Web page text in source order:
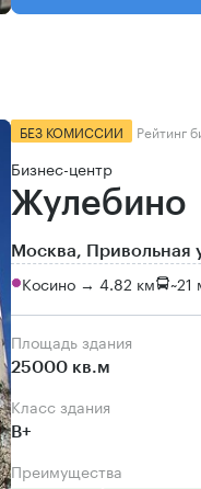
БЕЗ КОМИССИИ Рейтинг
Бизнес-центр
Жулебино
Москва, Привольная
Косино → 4.82 км ~21
Площадь здания
25000 кв.м
Класс здания
B+
Преимущества